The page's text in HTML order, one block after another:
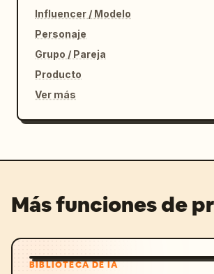
Influencer / Modelo
Personaje
Grupo / Pareja
Producto
Ver más
Más funciones de
BIBLIOTECA DE IA